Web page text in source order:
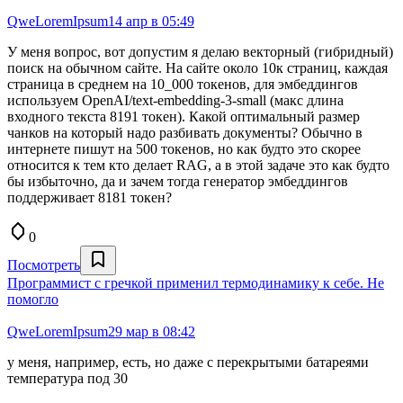
QweLoremIpsum14 апр в 05:49
У меня вопрос, вот допустим я делаю векторный (гибридный)
поиск на обычном сайте. На сайте около 10к страниц, каждая
страница в среднем на 10_000 токенов, для эмбеддингов
используем OpenAI/text-embedding-3-small (макс длина
входного текста 8191 токен). Какой оптимальный размер
чанков на который надо разбивать документы? Обычно в
интернете пишут на 500 токенов, но как будто это скорее
относится к тем кто делает RAG, а в этой задаче это как будто
бы избыточно, да и зачем тогда генератор эмбеддингов
поддерживает 8181 токен?
0
Посмотреть
Программист с гречкой применил термодинамику к себе. Не
помогло
QweLoremIpsum29 мар в 08:42
у меня, например, есть, но даже с перекрытыми батареями
температура под 30